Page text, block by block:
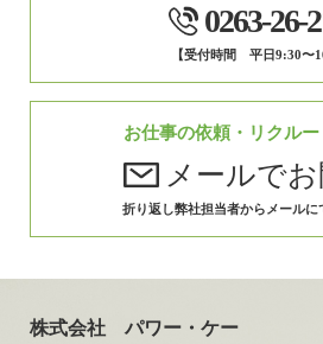
0263-26-
【受付時間 平日9:30〜
お仕事の依頼・リクル
メールで
折り返し弊社担当者からメールに
株式会社 パワー・ケー